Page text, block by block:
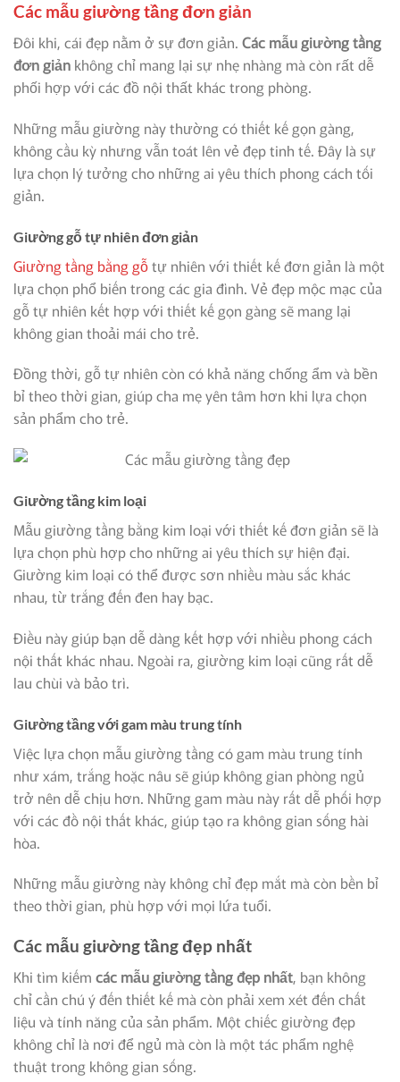
Các mẫu giường tầng đơn giản
Đôi khi, cái đẹp nằm ở sự đơn giản. Các mẫu giường tầng
đơn giản không chỉ mang lại sự nhẹ nhàng mà còn rất dễ
phối hợp với các đồ nội thất khác trong phòng.
Những mẫu giường này thường có thiết kế gọn gàng,
không cầu kỳ nhưng vẫn toát lên vẻ đẹp tinh tế. Đây là sự
lựa chọn lý tưởng cho những ai yêu thích phong cách tối
giản.
Giường gỗ tự nhiên đơn giản
Giường tầng bằng gỗtự nhiên với thiết kế đơn giản là một
lựa chọn phổ biến trong các gia đình. Vẻ đẹp mộc mạc của
gỗ tự nhiên kết hợp với thiết kế gọn gàng sẽ mang lại
không gian thoải mái cho trẻ.
Đồng thời, gỗ tự nhiên còn có khả năng chống ẩm và bền
bỉ theo thời gian, giúp cha mẹ yên tâm hơn khi lựa chọn
sản phẩm cho trẻ.
Giường tầng kim loại
Mẫu giường tầng bằng kim loại với thiết kế đơn giản sẽ là
lựa chọn phù hợp cho những ai yêu thích sự hiện đại.
Giường kim loại có thể được sơn nhiều màu sắc khác
nhau, từ trắng đến đen hay bạc.
Điều này giúp bạn dễ dàng kết hợp với nhiều phong cách
nội thất khác nhau. Ngoài ra, giường kim loại cũng rất dễ
lau chùi và bảo trì.
Giường tầng với gam màu trung tính
Việc lựa chọn mẫu giường tầng có gam màu trung tính
như xám, trắng hoặc nâu sẽ giúp không gian phòng ngủ
trở nên dễ chịu hơn. Những gam màu này rất dễ phối hợp
với các đồ nội thất khác, giúp tạo ra không gian sống hài
hòa.
Những mẫu giường này không chỉ đẹp mắt mà còn bền bỉ
theo thời gian, phù hợp với mọi lứa tuổi.
Các mẫu giường tầng đẹp nhất
Khi tìm kiếm các mẫu giường tầngđẹp nhất, bạn không
chỉ cần chú ý đến thiết kế mà còn phải xem xét đến chất
liệu và tính năng của sản phẩm. Một chiếc giường đẹp
không chỉ là nơi để ngủ mà còn là một tác phẩm nghệ
thuật trong không gian sống.